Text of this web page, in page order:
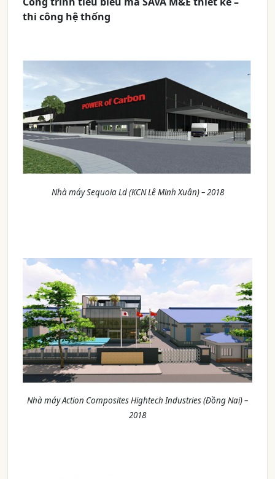
thi công hệ thống
Nhà máy Sequoia Ld (KCN Lê Minh Xuân) – 2018
Nhà máy Action Composites Hightech Industries (Đồng Nai) –
2018